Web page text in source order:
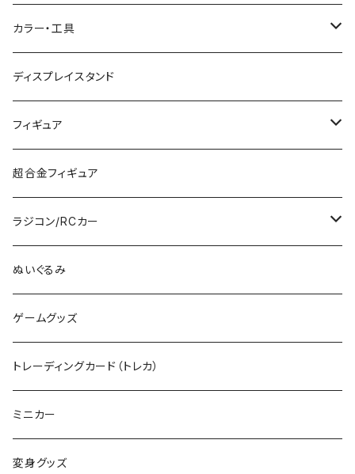
グリーンマックス (N)
その他メーカー (N)
KATO (HO)
TOMIX (HO)
その他のHOゲージ
Zゲージ
カタログ
TOMIX (N)
制御機器
レール
ストラクチャー
ガンプラ
PG
デカール
カーモデル（車プラモ）
バイクプラモ
30MS
ミリタリープラモ
ポケモン
その他のロボット
その他のキャラクター
カラー・工具
工具（ツール）
塗料
筆
ディスプレイスタンド
フィギュア
ガンダム
超合金フィギュア
ラジコン/RCカー
タミヤRC
RCパーツ
ぬいぐるみ
ゲームグッズ
トレーディングカード（トレカ）
ミニカー
変身グッズ